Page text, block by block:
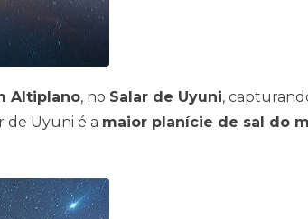
Altiplano, no Salar de Uyuni,
de Uyuni é a maior planície de sal do